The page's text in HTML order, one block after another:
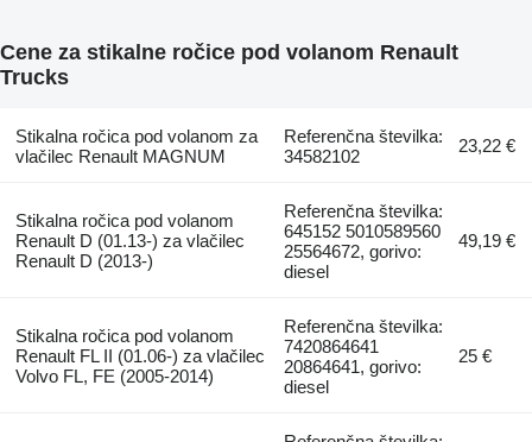
Cene za stikalne ročice pod volanom Renault
Trucks
Stikalna ročica pod volanom za
vlačilec Renault MAGNUM
Referenčna številka:
34582102
23,22 €
Stikalna ročica pod volanom
Renault D (01.13-) za vlačilec
Renault D (2013-)
Referenčna številka:
645152 5010589560
25564672, gorivo:
diesel
49,19 €
Stikalna ročica pod volanom
Renault FL II (01.06-) za vlačilec
Volvo FL, FE (2005-2014)
Referenčna številka:
7420864641
20864641, gorivo:
diesel
25 €